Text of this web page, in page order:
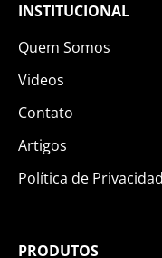
INSTITUCIONAL
Quem Somos
Videos
Contato
Artigos
Política de
PRODUTOS